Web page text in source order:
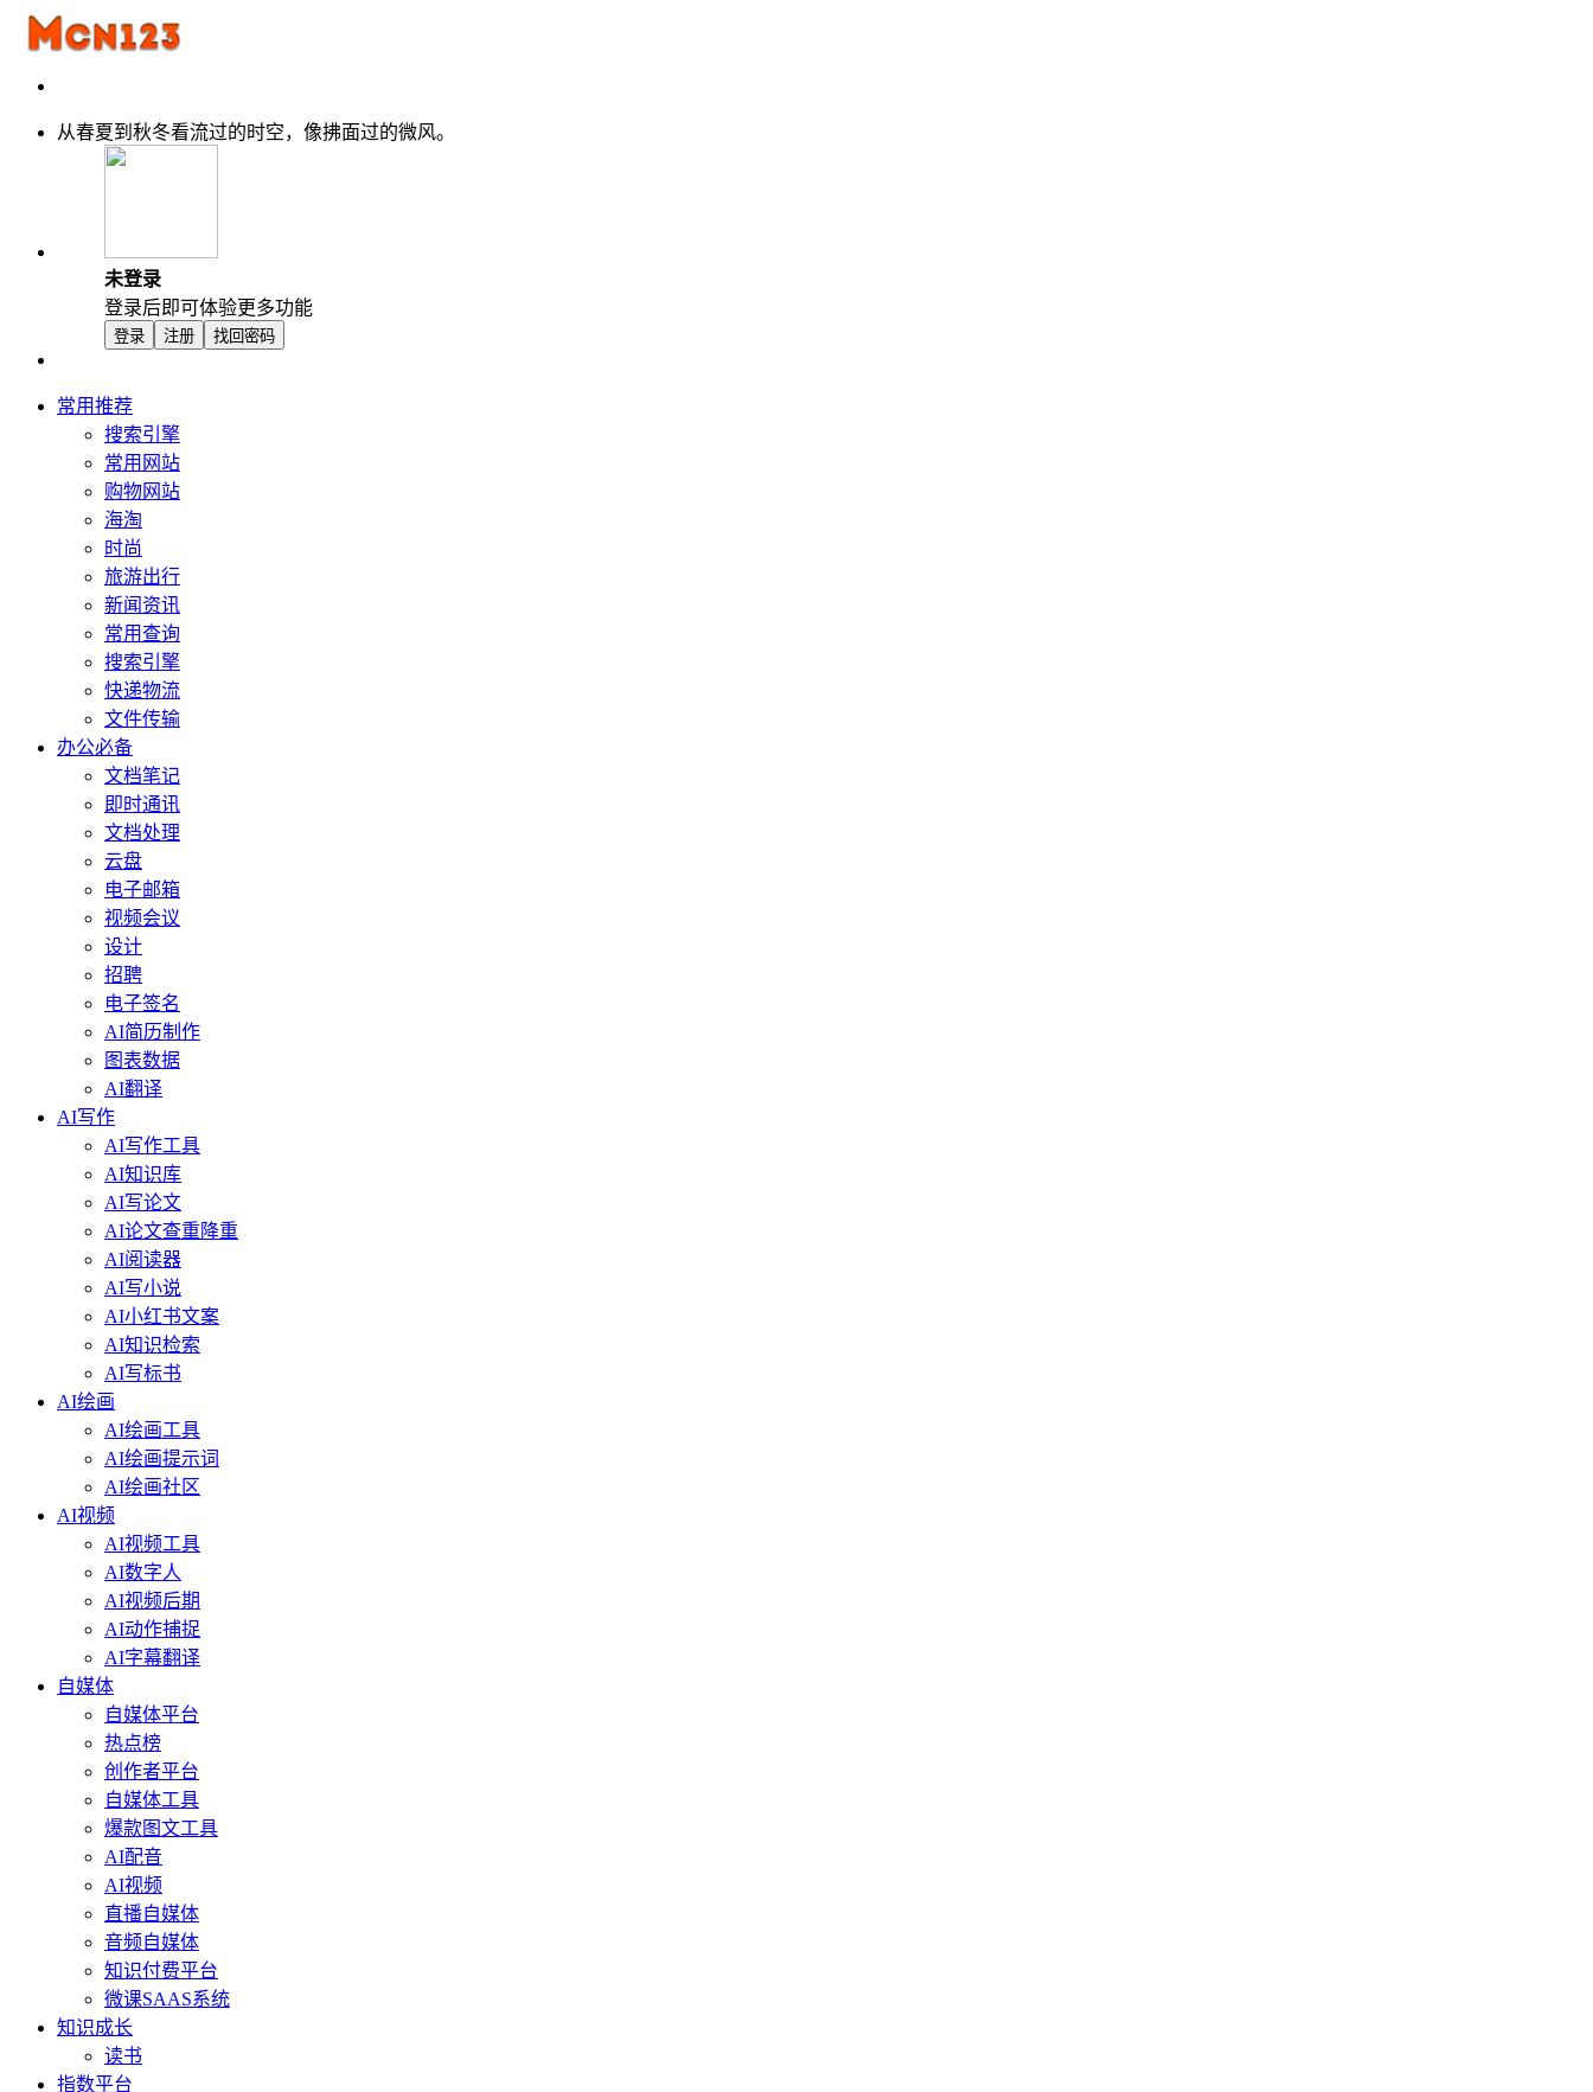
从春夏到秋冬看流过的时空，像拂面过的微风。
未登录
登录后即可体验更多功能
登录 注册 找回密码
常用推荐
搜索引擎
常用网站
购物网站
海淘
时尚
旅游出行
新闻资讯
常用查询
搜索引擎
快递物流
文件传输
办公必备
文档笔记
即时通讯
文档处理
云盘
电子邮箱
视频会议
设计
招聘
电子签名
AI简历制作
图表数据
AI翻译
AI写作
AI写作工具
AI知识库
AI写论文
AI论文查重降重
AI阅读器
AI写小说
AI小红书文案
AI知识检索
AI写标书
AI绘画
AI绘画工具
AI绘画提示词
AI绘画社区
AI视频
AI视频工具
AI数字人
AI视频后期
AI动作捕捉
AI字幕翻译
自媒体
自媒体平台
热点榜
创作者平台
自媒体工具
爆款图文工具
AI配音
AI视频
直播自媒体
音频自媒体
知识付费平台
微课SAAS系统
知识成长
读书
指数平台